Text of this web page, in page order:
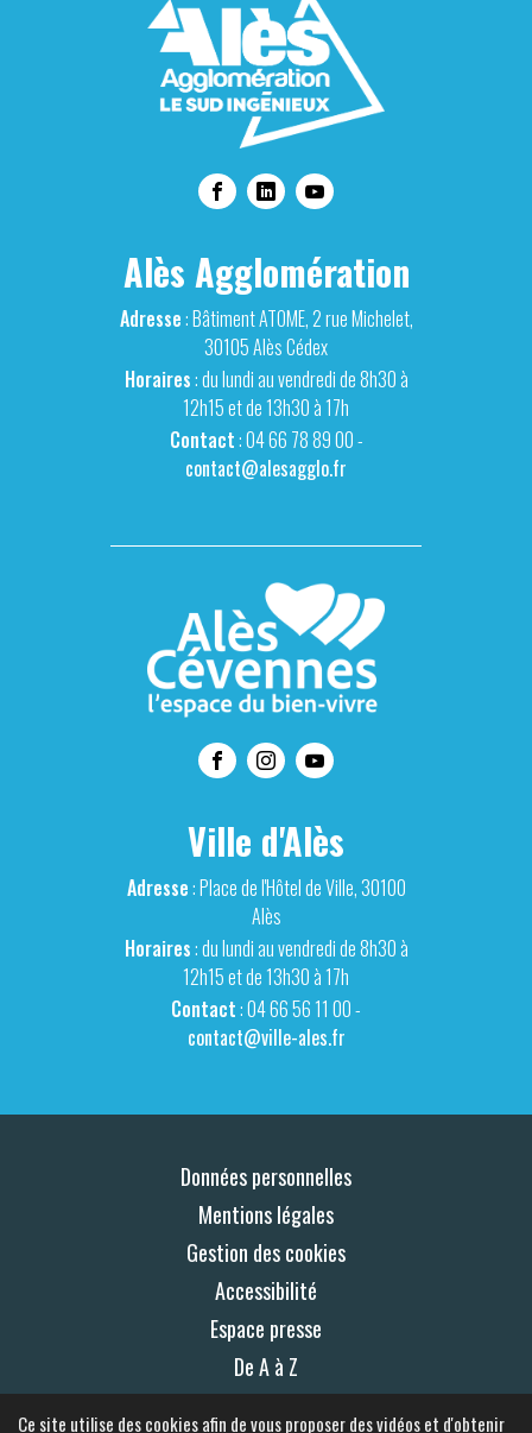
Ce site utilise des cookies afin de vous proposer des vidéos et d'obtenir
Alès Agglomération
Adresse: Bâtiment ATOME, 2 rue Michelet,
30105 Alès Cédex
Horaires: du lundi au vendredi de 8h30 à
12h15 et de 13h30 à 17h
Contact: 04 66 78 89 00 -
contact@alesagglo.fr
Ville d'Alès
Adresse: Place de l'Hôtel de Ville, 30100
Alès
Horaires: du lundi au vendredi de 8h30 à
12h15 et de 13h30 à 17h
Contact: 04 66 56 11 00 -
contact@ville-ales.fr
Données personnelles
Mentions légales
Gestion des cookies
Accessibilité
Espace presse
De A à Z